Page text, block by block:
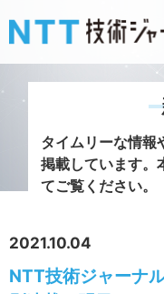
タイムリーな情報
掲載しています。
てご覧ください。
2021.10.04
NTT技術ジャーナ